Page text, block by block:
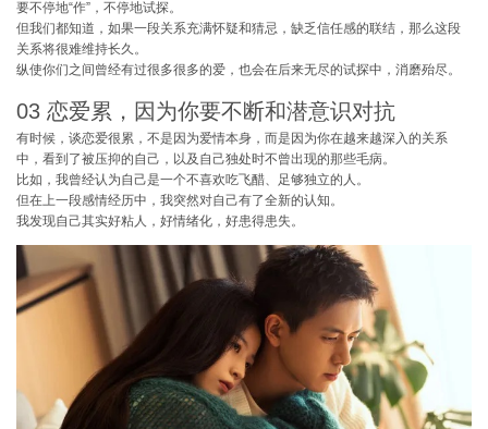
要不停地“作”，不停地试探。
但我们都知道，如果一段关系充满怀疑和猜忌，缺乏信任感的联结，那么这段
关系将很难维持长久。
纵使你们之间曾经有过很多很多的爱，也会在后来无尽的试探中，消磨殆尽。
03 恋爱累，因为你要不断和潜意识对抗
有时候，谈恋爱很累，不是因为爱情本身，而是因为你在越来越深入的关系
中，看到了被压抑的自己，以及自己独处时不曾出现的那些毛病。
比如，我曾经认为自己是一个不喜欢吃飞醋、足够独立的人。
但在上一段感情经历中，我突然对自己有了全新的认知。
我发现自己其实好粘人，好情绪化，好患得患失。